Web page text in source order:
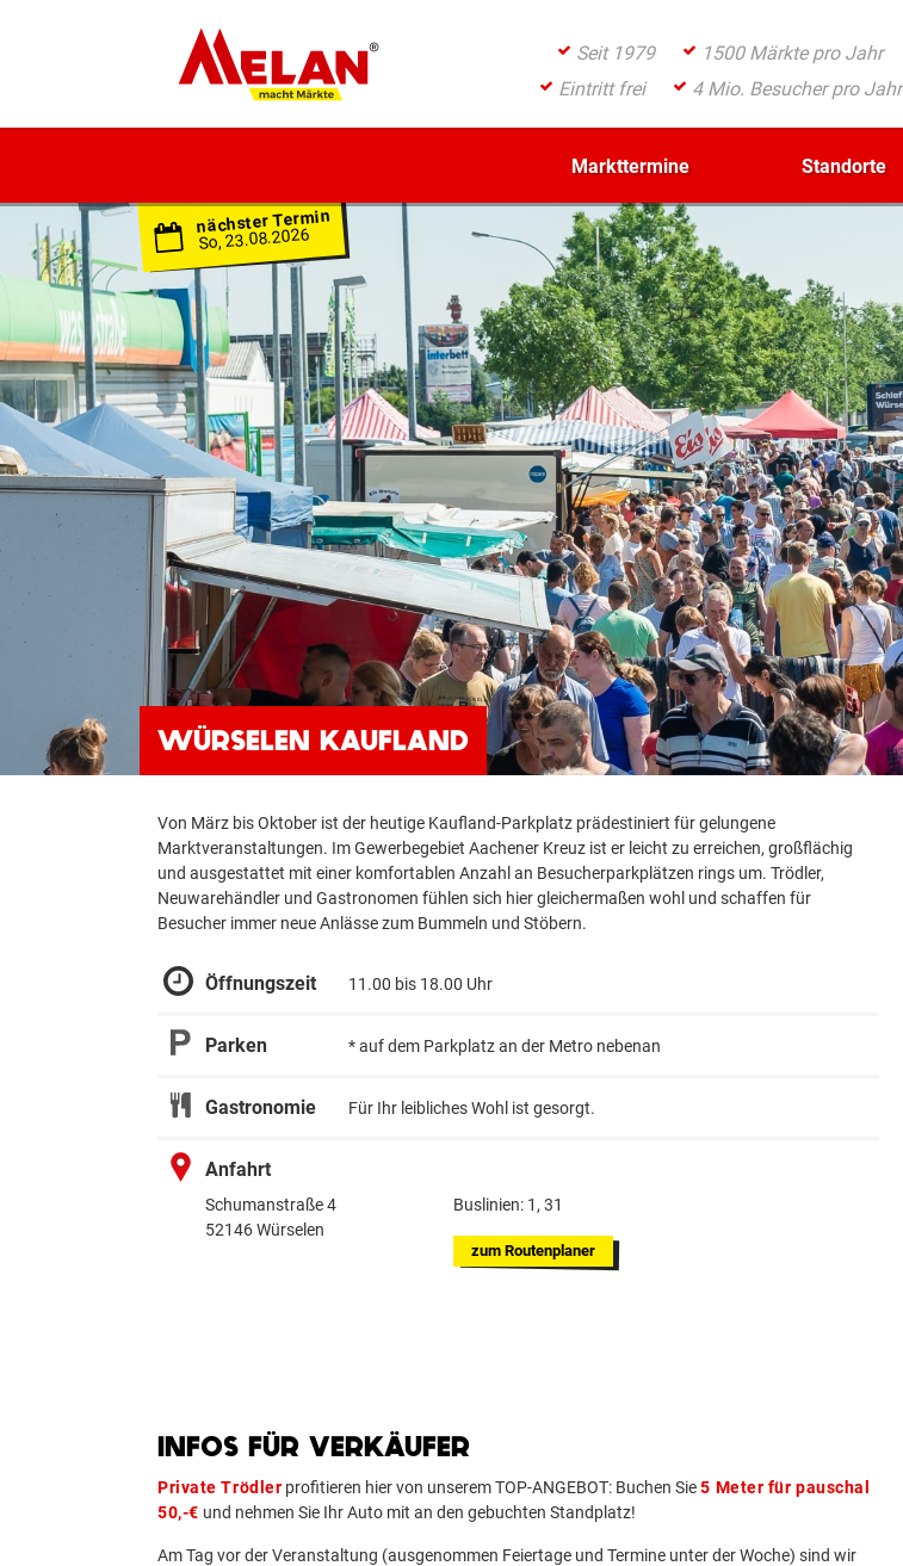
Seit 1979
1500 Märkte pro Jahr
Eintritt frei
4 Mio. Besucher pro Jahr
Markttermine Standorte
nächster Termin
So, 23.08.2026
WÜRSELEN KAUFLAND
Von März bis Oktober ist der heutige Kaufland-Parkplatz prädestiniert für gelungene
Marktveranstaltungen. Im Gewerbegebiet Aachener Kreuz ist er leicht zu erreichen, großflächig
und ausgestattet mit einer komfortablen Anzahl an Besucherparkplätzen rings um. Trödler,
Neuwarehändler und Gastronomen fühlen sich hier gleichermaßen wohl und schaffen für
Besucher immer neue Anlässe zum Bummeln und Stöbern.
Öffnungszeit 11.00 bis 18.00 Uhr
Parken * auf dem Parkplatz an der Metro nebenan
Gastronomie Für Ihr leibliches Wohl ist gesorgt.
Anfahrt
Schumanstraße 4
52146 Würselen
Buslinien: 1, 31
zum Routenplaner
INFOS FÜR VERKÄUFER
Private Trödler profitieren hier von unserem TOP-ANGEBOT: Buchen Sie5 Meter für pauschal
50,-€ und nehmen Sie Ihr Auto mit an den gebuchten Standplatz!
Am Tag vor der Veranstaltung (ausgenommen Feiertage und Termine unter der Woche) sind wir